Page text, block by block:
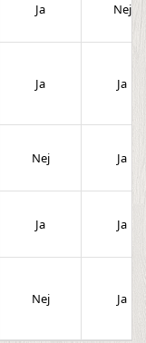
Ja Nej
Ja Ja
Nej Ja
Ja Ja
Nej Ja